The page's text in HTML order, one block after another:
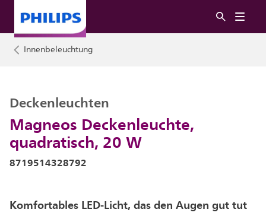
Innenbeleuchtung
Magneos Deckenleuchte,
quadratisch, 20 W
Deckenleuchten
8719514328792
Komfortables LED-Licht, das den Augen gut tut